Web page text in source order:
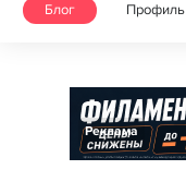
Блог Профиль
Реклама